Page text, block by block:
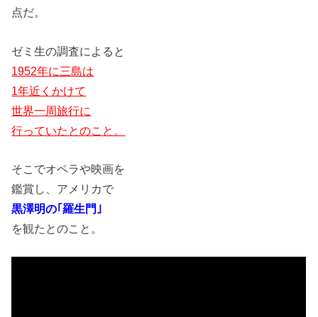
点だ。
ゼミ生の調査によると
1952年に三島は
1年近くかけて
世界一周旅行に
行っていたとのこと。
そこでオペラや映画を
鑑賞し、アメリカで
黒澤明の｢羅生門｣
を観たとのこと。